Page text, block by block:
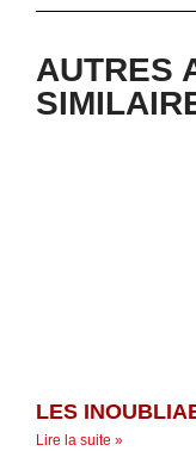
AUTRES
LES
Lire la suite »